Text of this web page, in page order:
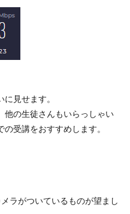
見せます。
他の生徒さんもいらっしゃい
受講をおすすめします。
ラがついているものが望まし